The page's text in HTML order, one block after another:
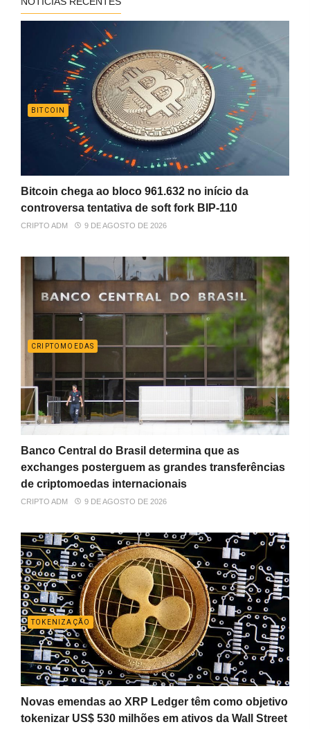
BITCOIN
Bitcoin chega ao bloco 961.632 no início da
controversa tentativa de soft fork BIP-110
CRIPTO ADM 9 DE AGOSTO DE 2026
CRIPTOMOEDAS
Banco Central do Brasil determina que as
exchanges posterguem as grandes transferências
de criptomoedas internacionais
CRIPTO ADM 9 DE AGOSTO DE 2026
TOKENIZAÇÃO
Novas emendas ao XRP Ledger têm como objetivo
tokenizar US$ 530 milhões em ativos da Wall Street